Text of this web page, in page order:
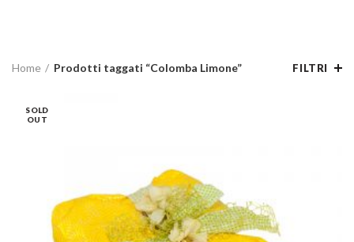
Home Prodotti taggati “Colomba Limone” FILTRI
SOLD
OUT